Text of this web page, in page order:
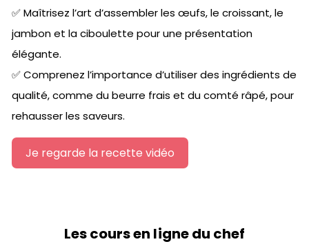
✅ Maîtrisez l’art d’assembler les œufs, le croissant, le
jambon et la ciboulette pour une présentation
élégante.
✅ Comprenez l’importance d’utiliser des ingrédients de
qualité, comme du beurre frais et du comté râpé, pour
rehausser les saveurs.
Je regarde la recette vidéo
Les cours en ligne du chef